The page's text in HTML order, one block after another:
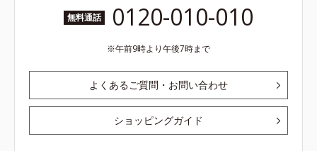
無料通話 0120-010-010
午前9時より午後7時まで
よくあるご質問・お問い合わせ
ショッピングガイド